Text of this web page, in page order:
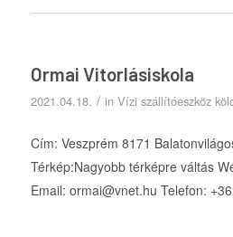
Ormai Vitorlásiskola
2021.04.18. / in Vízi szállítóeszköz
Cím: Veszprém 8171
Térkép:Nagyobb térképre váltás
Email: ormai@vnet.hu Telefon: